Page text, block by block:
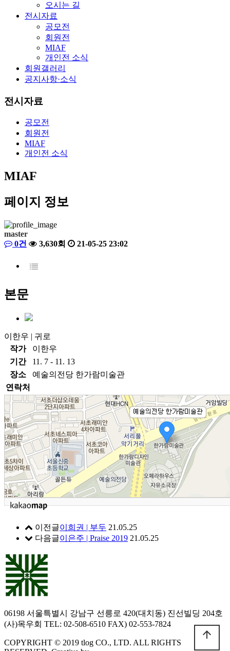
오시는 길
전시자료
공모전
회원전
MIAF
개인전 소식
회원갤러리
공지사항·소식
전시자료
공모전
회원전
MIAF
개인전 소식
MIAF
페이지 정보
master
0건
3,630회 21-05-25 23:02
본문
이한우 | 귀로
작가
이한우
기간
11. 7 - 11. 13
장소
예술의전당 한가람미술관
연락처
이전글이희권 | 부두 21.05.25
다음글이은주 | Praise 2019 21.05.25
06198 서울특별시 강남구 선릉로 420(대치동) 진선빌딩 204호
(사)목우회 TEL: 02-508-6510 FAX) 02-553-7824
COPYRIGHT © 2019 tlog CO., LTD. ALL RIGHTS
arrow_upward